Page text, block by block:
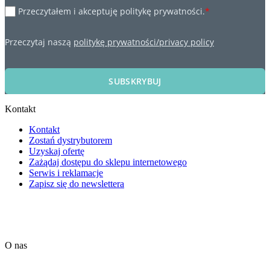
Przeczytałem i akceptuję politykę prywatności.*
Przeczytaj naszą politykę prywatności/privacy policy
SUBSKRYBUJ
Kontakt
Kontakt
Zostań dystrybutorem
Uzyskaj ofertę
Zażądaj dostępu do sklepu internetowego
Serwis i reklamacje
Zapisz się do newslettera
O nas